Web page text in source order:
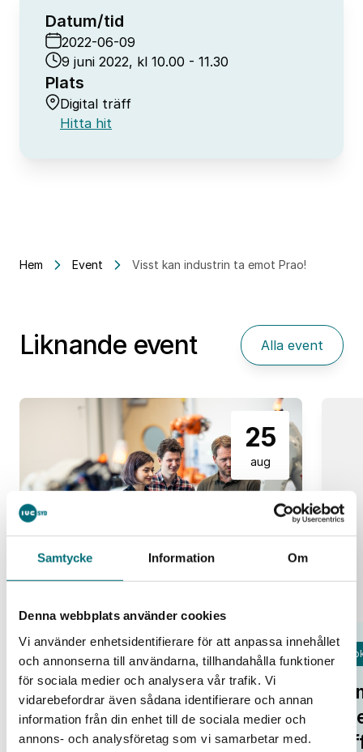
Samtycke Information Om
Denna webbplats använder cookies
Vi använder enhetsidentifierare för att anpassa innehållet
och annonserna till användarna, tillhandahålla funktioner
för sociala medier och analysera vår trafik. Vi
vidarebefordrar även sådana identifierare och annan
information från din enhet till de sociala medier och
annons- och analysföretag som vi samarbetar med.
Datum/tid
2022-06-09
9 juni 2022, kl 10.00 - 11.30
Plats
Digital träff
Hitta hit
Hem Event Visst kan industrin ta emot Prao!
Liknande event Alla event
25
aug
Open Lab Day hos IUC Syd
IUC Syd/Malmö
Alla pratar om potentialen i ny
teknik. Smarta system, automation,